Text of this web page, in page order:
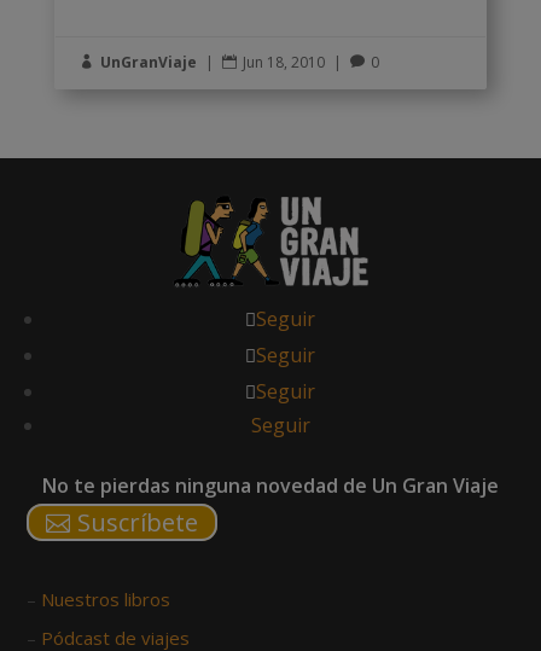
 UnGranViaje |  Jun 18, 2010 |  0
Seguir
Seguir
Seguir
Seguir
No te pierdas ninguna novedad de Un Gran Viaje
Suscríbete
– Nuestros libros
– Pódcast de viajes